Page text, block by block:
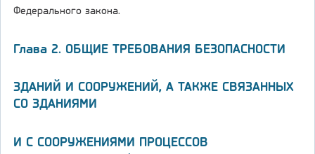
Федерального закона.
Глава 2. ОБЩИЕ ТРЕБОВАНИЯ БЕЗОПАСНОСТИ
ЗДАНИЙ И СООРУЖЕНИЙ, А ТАКЖЕ СВЯЗАННЫХ
СО ЗДАНИЯМИ
И С СООРУЖЕНИЯМИ ПРОЦЕССОВ